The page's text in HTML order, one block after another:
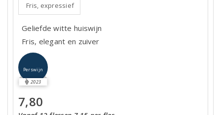
Fris, expressief
Geliefde witte huiswijn
Fris, elegant en zuiver
Perswijn
2023
7,80